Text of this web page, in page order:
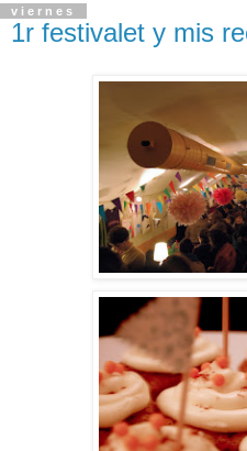
viernes
1r festivalet y mis